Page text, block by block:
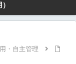
・自主管理